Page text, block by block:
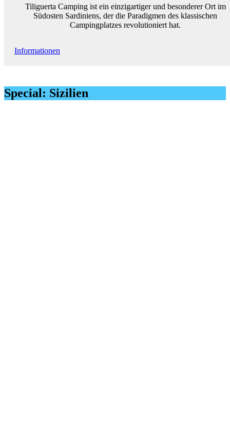
Tiliguerta Camping ist ein einzigartiger und besonderer Ort im
Südosten Sardiniens, der die Paradigmen des klassischen
Campingplatzes revolutioniert hat.
Informationen
Special: Sizilien